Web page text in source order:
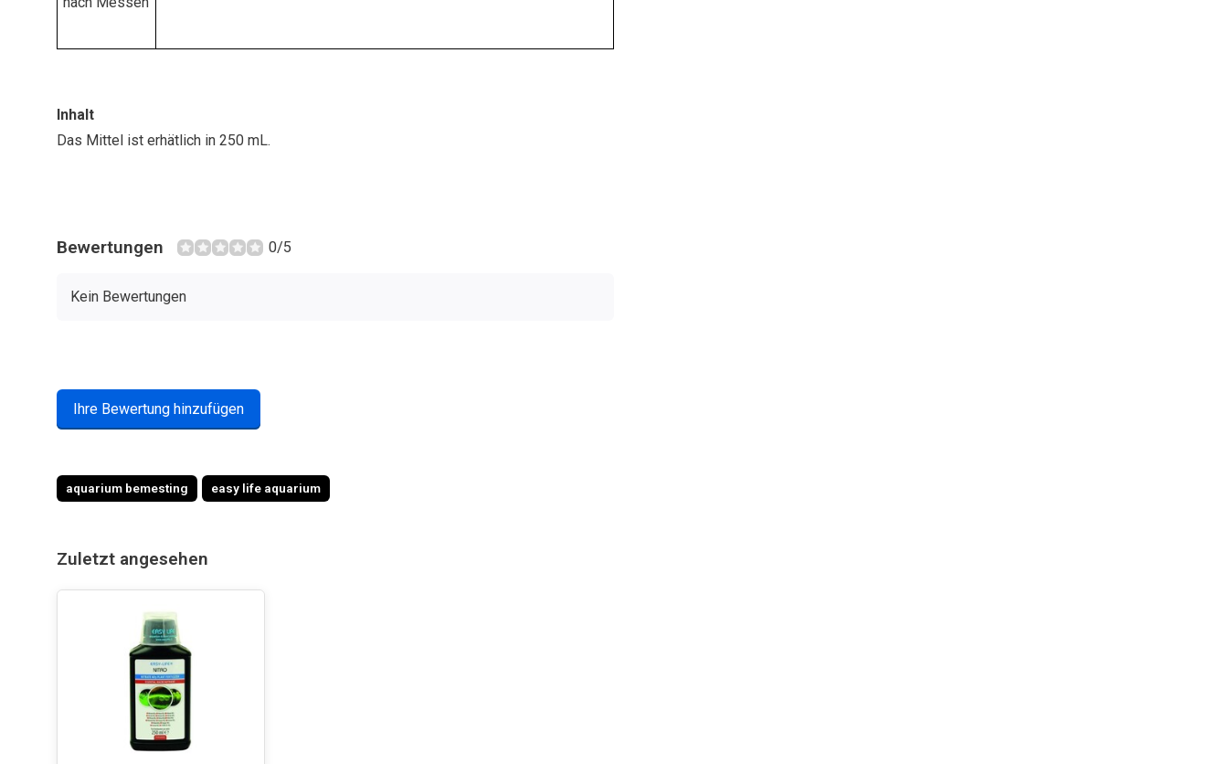
Inhalt
Das Mittel ist erhätlich in 250 mL.
Bewertungen 0/5
Kein Bewertungen
Ihre Bewertung hinzufügen
aquarium bemesting easy life aquarium
Zuletzt angesehen